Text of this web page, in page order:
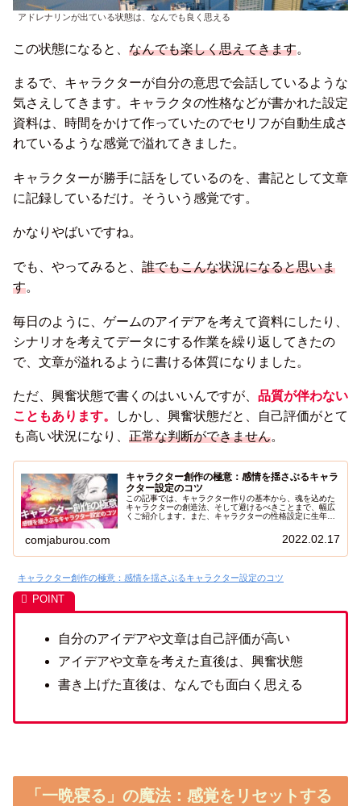
アドレナリンが出ている状態は、なんでも良く思える
この状態になると、 なんでも楽しく思えてきます。
まるで、キャラクターが自分の意思で会話しているような
気さえしてきます。キャラクタの性格などが書かれた設定
資料は、時間をかけて作っていたのでセリフが自動生成さ
れているような感覚で溢れてきました。
キャラクターが勝手に話をしているのを、書記として文章
に記録しているだけ。そういう感覚です。
かなりやばいですね。
でも、やってみると、 誰でもこんな状況になると思いま
す。
毎日のように、ゲームのアイデアを考えて資料にしたり、
シナリオを考えてデータにする作業を繰り返してきたの
で、文章が溢れるように書ける体質になりました。
ただ、興奮状態で書くのはいいんですが、 品質が伴わない
こともあります。
しかし、興奮状態だと、自己評価がとて
も高い状況になり、 正常な判断ができません。
キャラクター創作の極意：感情を揺さぶるキャラ
クター設定のコツ
この記事では、キャラクター作りの基本から、魂を込めた
キャラクターの創造法、そして避けるべきことまで、幅広
くご紹介します。また、キャラクターの性格設定に生年月
マを設定する方法についても詳しく解説します。
comjaburou.com 2022.02.17
キャラクター創作の極意：感情を揺さぶるキャラクター設定のコツ
自分のアイデアや文章は自己評価が高い
アイデアや文章を考えた直後は、興奮状態
書き上げた直後は、なんでも面白く思える
「一晩寝る」の魔法：感覚をリセットする